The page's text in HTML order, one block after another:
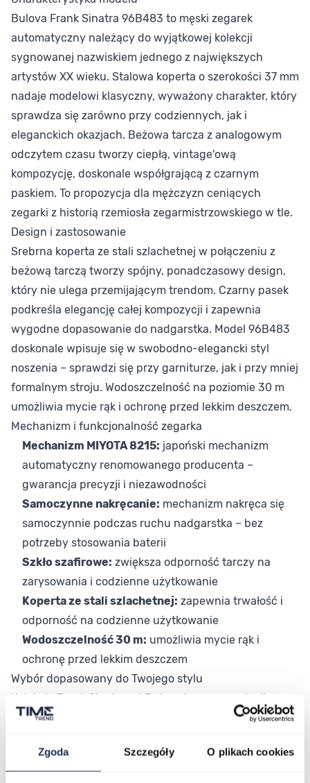
Zgoda Szczegóły O plikach cookies
Bulova Frank Sinatra 96B483 to męski zegarek
automatyczny należący do wyjątkowej kolekcji
sygnowanej nazwiskiem jednego z największych
artystów XX wieku. Stalowa koperta o szerokości 37 mm
nadaje modelowi klasyczny, wyważony charakter, który
sprawdza się zarówno przy codziennych, jak i
eleganckich okazjach. Beżowa tarcza z analogowym
odczytem czasu tworzy ciepłą, vintage'ową
kompozycję, doskonale współgrającą z czarnym
paskiem. To propozycja dla mężczyzn ceniących
zegarki z historią rzemiosła zegarmistrzowskiego w tle.
Design i zastosowanie
Srebrna koperta ze stali szlachetnej w połączeniu z
beżową tarczą tworzy spójny, ponadczasowy design,
który nie ulega przemijającym trendom. Czarny pasek
podkreśla elegancję całej kompozycji i zapewnia
wygodne dopasowanie do nadgarstka. Model 96B483
doskonale wpisuje się w swobodno-elegancki styl
noszenia – sprawdzi się przy garniturze, jak i przy mniej
formalnym stroju. Wodoszczelność na poziomie 30 m
umożliwia mycie rąk i ochronę przed lekkim deszczem.
Mechanizm i funkcjonalność zegarka
Mechanizm MIYOTA 8215: japoński mechanizm
automatyczny renomowanego producenta –
gwarancja precyzji i niezawodności
Samoczynne nakręcanie: mechanizm nakręca się
samoczynnie podczas ruchu nadgarstka – bez
potrzeby stosowania baterii
Szkło szafirowe: zwiększa odporność tarczy na
zarysowania i codzienne użytkowanie
Koperta ze stali szlachetnej: zapewnia trwałość i
odporność na codzienne użytkowanie
Wodoszczelność 30 m: umożliwia mycie rąk i
ochronę przed lekkim deszczem
Wybór dopasowany do Twojego stylu
Kolekcja Frank Sinatra od Bulova to propozycja dla
tych, którzy cenią zegarmistrzostwo oparte na tradycji i
wynoszący 37 mm czyni ten model uniwersalnym –
pasuje na różne typy nadgarstka. Beżowa tarcza i